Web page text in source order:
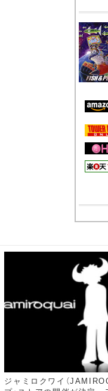
ジャミロクワイ（